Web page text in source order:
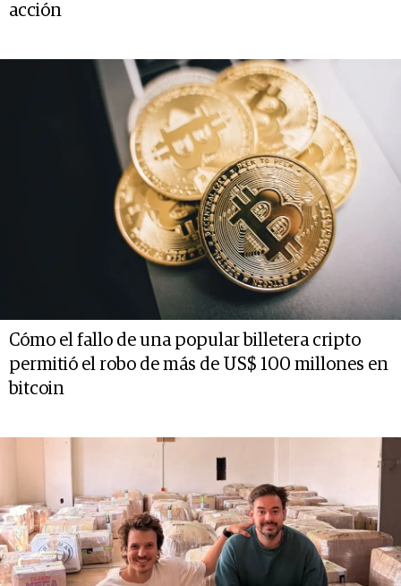
acción
Cómo el fallo de una popular billetera cripto
permitió el robo de más de US$ 100 millones en
bitcoin